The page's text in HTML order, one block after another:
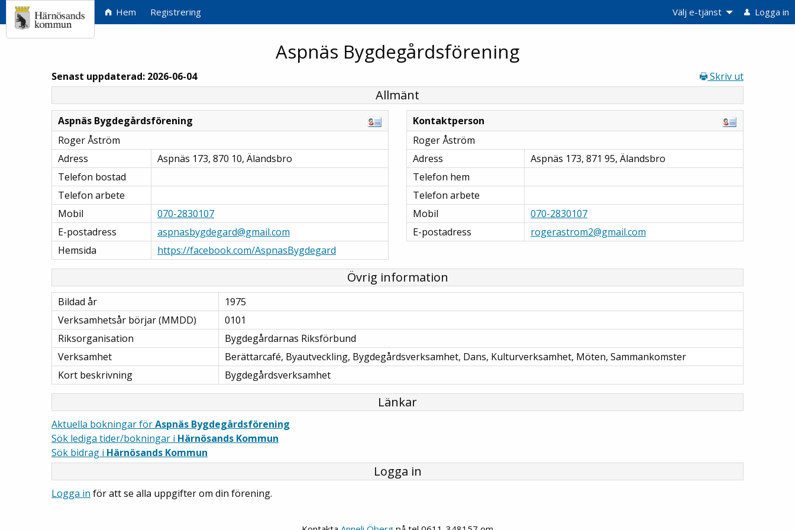
Hem Registrering Välj e-tjänst Logga in
Aspnäs Bygdegårdsförening
Senast uppdaterad: 2026-06-04 Skriv ut
Allmänt
Aspnäs Bygdegårdsförening
Roger Åström
Adress
Aspnäs 173, 870 10, Älandsbro
Telefon bostad
Telefon arbete
Mobil
070-2830107
E-postadress
aspnasbygdegard@gmail.com
Hemsida
https://facebook.com/AspnasBygdegard
Kontaktperson
Roger Åström
Adress
Aspnäs 173, 871 95, Älandsbro
Telefon hem
Telefon arbete
Mobil
070-2830107
E-postadress
rogerastrom2@gmail.com
Övrig information
Bildad år
1975
Verksamhetsår börjar (MMDD)
0101
Riksorganisation
Bygdegårdarnas Riksförbund
Verksamhet
Berättarcafé, Byautveckling, Bygdegårdsverksamhet, Dans, Kulturverksamhet, Möten, Sammankomster
Kort beskrivning
Bygdegårdsverksamhet
Länkar
Aktuella bokningar förAspnäs Bygdegårdsförening
Sök lediga tider/bokningar i Härnösands Kommun
Sök bidrag i Härnösands Kommun
Logga in
Logga in för att se alla uppgifter om din förening.